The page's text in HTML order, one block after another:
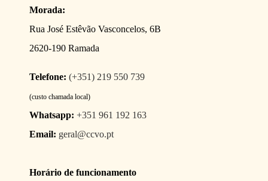
Morada:
Rua José Estêvão Vasconcelos, 6B
2620-190 Ramada
Telefone: (+351) 219 550 739
(custo chamada local)
Whatsapp: +351 961 192 163
Email: geral@ccvo.pt
Horário de funcionamento